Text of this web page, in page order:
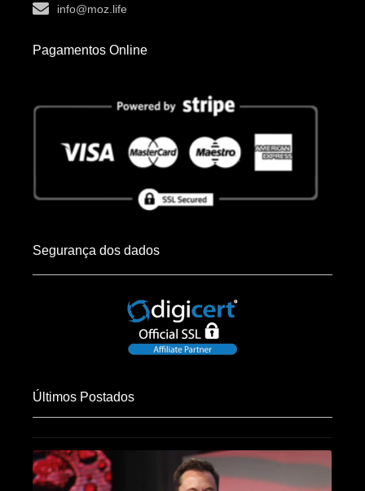
info@moz.life
Pagamentos Online
Segurança dos dados
Últimos Postados